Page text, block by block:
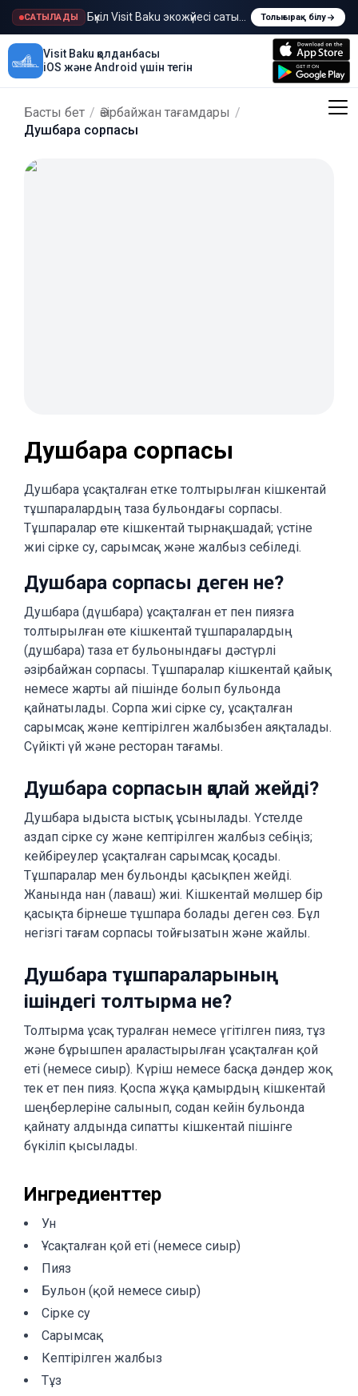
САТЫЛАДЫ Бүкіл Visit Baku экожүйесі сатыладыТолығырақ білу
Visit Baku қолданбасы
iOS және Android үшін тегін
Басты бет / Әзірбайжан тағамдары /
Душбара сорпасы
Душбара сорпасы
Душбара ұсақталған етке толтырылған кішкентай
тұшпаралардың таза бульондағы сорпасы.
Тұшпаралар өте кішкентай тырнақшадай; үстіне
жиі сірке су, сарымсақ және жалбыз себіледі.
Душбара сорпасы деген не?
Душбара (дүшбара) ұсақталған ет пен пиязға
толтырылған өте кішкентай тұшпаралардың
(душбара) таза ет бульонындағы дәстүрлі
әзірбайжан сорпасы. Тұшпаралар кішкентай қайық
немесе жарты ай пішінде болып бульонда
қайнатылады. Сорпа жиі сірке су, ұсақталған
сарымсақ және кептірілген жалбызбен аяқталады.
Сүйікті үй және ресторан тағамы.
Душбара сорпасын қалай жейді?
Душбара ыдыста ыстық ұсынылады. Үстелде
аздап сірке су және кептірілген жалбыз себіңіз;
кейбіреулер ұсақталған сарымсақ қосады.
Тұшпаралар мен бульонды қасықпен жейді.
Жанында нан (лаваш) жиі. Кішкентай мөлшер бір
қасықта бірнеше тұшпара болады деген сөз. Бұл
негізгі тағам сорпасы тойғызатын және жайлы.
Душбара тұшпараларының
ішіндегі толтырма не?
Толтырма ұсақ туралған немесе үгітілген пияз, тұз
және бұрышпен араластырылған ұсақталған қой
еті (немесе сиыр). Күріш немесе басқа дәндер жоқ
тек ет пен пияз. Қоспа жұқа қамырдың кішкентай
шеңберлеріне салынып, содан кейін бульонда
қайнату алдында сипатты кішкентай пішінге
бүкіліп қысылады.
Ингредиенттер
Ун
Ұсақталған қой еті (немесе сиыр)
Пияз
Бульон (қой немесе сиыр)
Сірке су
Сарымсақ
Кептірілген жалбыз
Тұз